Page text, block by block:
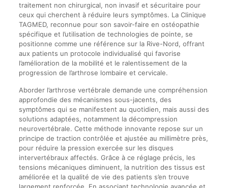
traitement non chirurgical, non invasif et sécuritaire pour
ceux qui cherchent à réduire leurs symptômes. La Clinique
TAGMED, reconnue pour son savoir-faire en ostéopathie
spécifique et l’utilisation de technologies de pointe, se
positionne comme une référence sur la Rive-Nord, offrant
aux patients un protocole individualisé qui favorise
l’amélioration de la mobilité et le ralentissement de la
progression de l’arthrose lombaire et cervicale.
Aborder l’arthrose vertébrale demande une compréhension
approfondie des mécanismes sous-jacents, des
symptômes qui se manifestent au quotidien, mais aussi des
solutions adaptées, notamment la décompression
neurovertébrale. Cette méthode innovante repose sur un
principe de traction contrôlée et ajustée au millimètre près,
pour réduire la pression exercée sur les disques
intervertébraux affectés. Grâce à ce réglage précis, les
tensions mécaniques diminuent, la nutrition des tissus est
améliorée et la qualité de vie des patients s’en trouve